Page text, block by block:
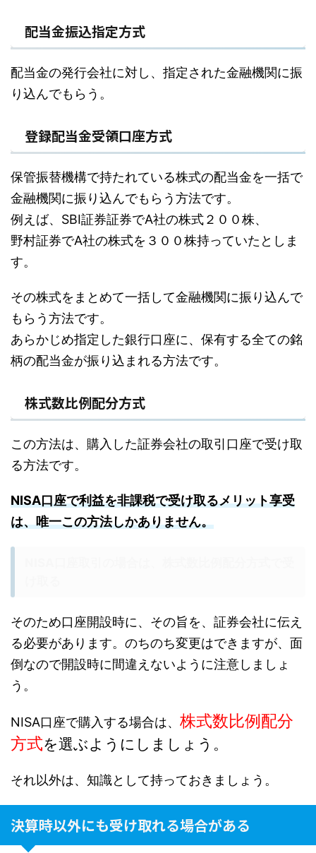
配当金振込指定方式
配当金の発行会社に対し、指定された金融機関に振
り込んでもらう。
登録配当金受領口座方式
保管振替機構で持たれている株式の配当金を一括で
金融機関に振り込んでもらう方法です。
例えば、SBI証券証券でA社の株式２００株、
野村証券でA社の株式を３００株持っていたとしま
す。
その株式をまとめて一括して金融機関に振り込んで
もらう方法です。
あらかじめ指定した銀行口座に、保有する全ての銘
柄の配当金が振り込まれる方法です。
株式数比例配分方式
この方法は、購入した証券会社の取引口座で受け取
る方法です。
NISA口座で利益を非課税で受け取るメリット享受
は、唯一この方法しかありません。
そのため口座開設時に、その旨を、証券会社に伝え
る必要があります。のちのち変更はできますが、面
倒なので開設時に間違えないように注意しましょ
う。
NISA口座で購入する場合は、 株式数比例配分
方式を選ぶようにしましょう。
それ以外は、知識として持っておきましょう。
決算時以外にも受け取れる場合がある